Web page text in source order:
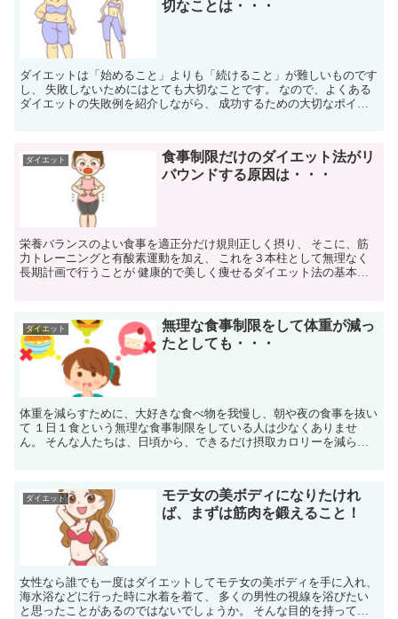
切なことは・・・
ダイエットは「始めること」よりも「続けること」が難しいものです
し、 失敗しないためにはとても大切なことです。 なので、よくある
ダイエットの失敗例を紹介しながら、 成功するための大切なポイン
ダイエット
食事制限だけのダイエット法がリ
バウンドする原因は・・・
栄養バランスのよい食事を適正分だけ規則正しく摂り、 そこに、筋
力トレーニングと有酸素運動を加え、 これを３本柱として無理なく
長期計画で行うことが 健康的で美しく痩せるダイエット法の基本に
ダイエット
無理な食事制限をして体重が減っ
たとしても・・・
体重を減らすために、大好きな食べ物を我慢し、朝や夜の食事を抜い
て １日１食という無理な食事制限をしている人は少なくありませ
ん。 そんな人たちは、日頃から、できるだけ摂取カロリーを減らそ
ダイエット
モテ女の美ボディになりたけれ
ば、まずは筋肉を鍛えること！
女性なら誰でも一度はダイエットしてモテ女の美ボディを手に入れ、
海水浴などに行った時に水着を着て、 多くの男性の視線を浴びたい
と思ったことがあるのではないでしょうか。 そんな目的を持ってダ